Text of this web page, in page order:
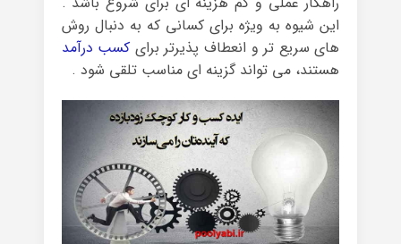
این شیوه به ویژه برای کسانی که به دنبال روش
های سریع تر و انعطاف پذیرتر برای کسب درآمد
هستند، می تواند گزینه ای مناسب تلقی شود .